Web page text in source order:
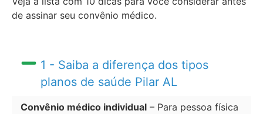
de assinar seu convênio médico.
1 - Saiba a diferença dos tipos
planos de saúde Pilar AL
Convênio médico individual – Para pessoa física